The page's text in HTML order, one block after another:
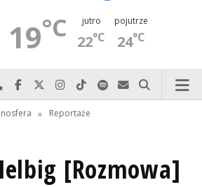
19°C jutro
22°C
pojutrze
24°C
Najlepiej po prostu do nas zadzwoń
Odwiedź nas na Facebook-u
Odwiedź nas na X
Odwiedź nas na Instagram-ie
Odwiedź nas na TikTok-u
Szukaj nas na Spotify
Wyślij do nas
Szukaj
» Reportaże
[Rozmowa]